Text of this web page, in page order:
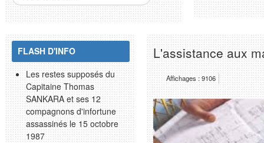
FLASH D'INFO
Les restes supposés du
Capitaine Thomas
SANKARA et ses 12
compagnons d'infortune
assassinés le 15 octobre
1987
L'assistance aux
Affichages : 9106